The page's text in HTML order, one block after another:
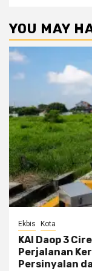
YOU MAY
Ekbis Kota
KAI Daop 3
Perjalanan
Persinyalan